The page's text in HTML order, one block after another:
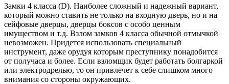
Замки 4 класса (D). Наиболее сложный и надежный вариант,
который можно ставить не только на входную дверь, но и на
сейфовые дверцы, дверцы боксов с особо ценным
имуществом и т.д. Взлом замков 4 класса обычной отмычкой
невозможен. Придется использовать специальный
инструмент, даже орудуя которым преступнику понадобится
от получаса и более. Если взломщик будет работать болгаркой
или электродрелью, то он привлечет к себе слишком много
внимания со стороны окружающих.